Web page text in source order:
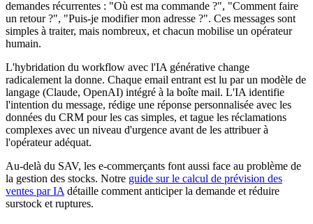
demandes récurrentes : "Où est ma commande ?", "Comment faire
un retour ?", "Puis-je modifier mon adresse ?". Ces messages sont
simples à traiter, mais nombreux, et chacun mobilise un opérateur
humain.
L'hybridation du workflow avec l'IA générative change
radicalement la donne. Chaque email entrant est lu par un modèle de
langage (Claude, OpenAI) intégré à la boîte mail. L'IA identifie
l'intention du message, rédige une réponse personnalisée avec les
données du CRM pour les cas simples, et tague les réclamations
complexes avec un niveau d'urgence avant de les attribuer à
l'opérateur adéquat.
Au-delà du SAV, les e-commerçants font aussi face au problème de
la gestion des stocks. Notre guide sur le calcul de prévision des
ventes par IA détaille comment anticiper la demande et réduire
surstock et ruptures.